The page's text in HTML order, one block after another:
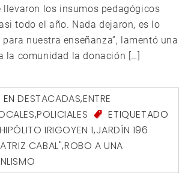
llevaron los insumos pedagógicos
todo el año. Nada dejaron, es lo
nuestra enseñanza”, lamentó una
la comunidad la donación […]
ENDESTACADAS,ENTRE
,POLICIALES
ETIQUETADO
IRIGOYEN 1,JARDÍN 196
CABAL",ROBO A UNA